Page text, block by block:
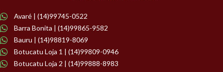
Avaré | (14)99745-0522
Barra Bonita | (14)99865-9582
Bauru | (14)98819-8069
Botucatu Loja 1 | (14)99809-0946
Botucatu Loja 2 | (14)99888-8983